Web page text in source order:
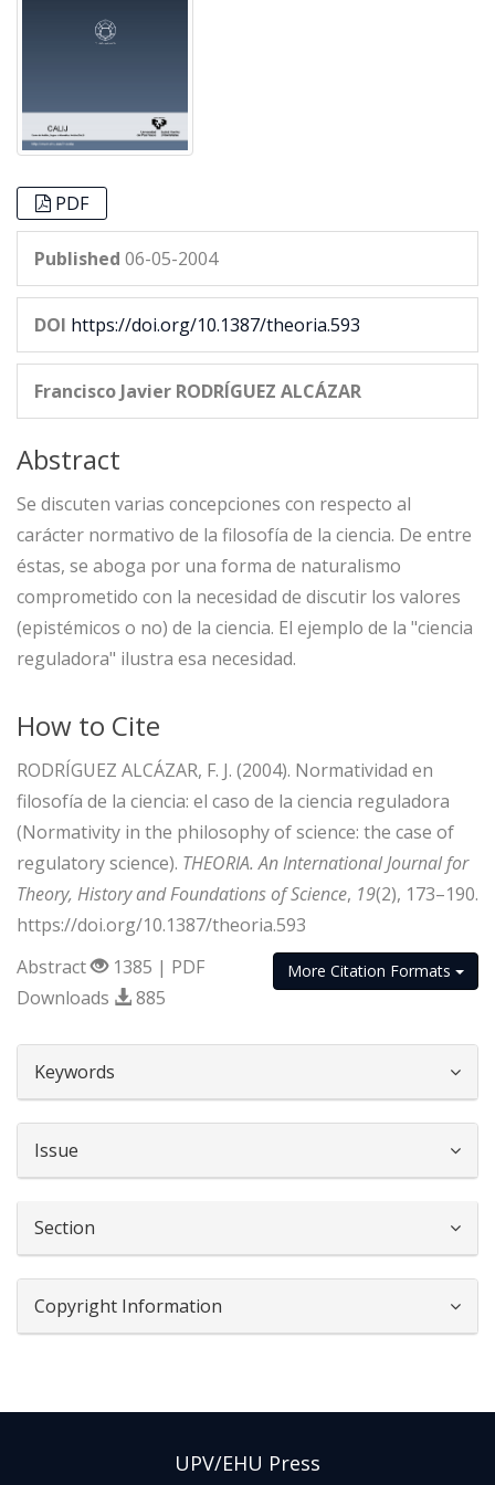
PDF
Published 06-05-2004
DOI https://doi.org/10.1387/theoria.593
Francisco Javier RODRÍGUEZ ALCÁZAR
Abstract
Se discuten varias concepciones con respecto al
carácter normativo de la filosofía de la ciencia. De entre
éstas, se aboga por una forma de naturalismo
comprometido con la necesidad de discutir los valores
(epistémicos o no) de la ciencia. El ejemplo de la "ciencia
reguladora" ilustra esa necesidad.
How to Cite
RODRÍGUEZ ALCÁZAR, F. J. (2004). Normatividad en
filosofía de la ciencia: el caso de la ciencia reguladora
(Normativity in the philosophy of science: the case of
regulatory science). THEORIA. An International Journal for
Theory, History and Foundations of Science, 19(2), 173–190.
https://doi.org/10.1387/theoria.593
More Citation Formats
Abstract
1385 | PDF
Downloads
885
Keywords
Issue
Section
Copyright Information
UPV/EHU Press